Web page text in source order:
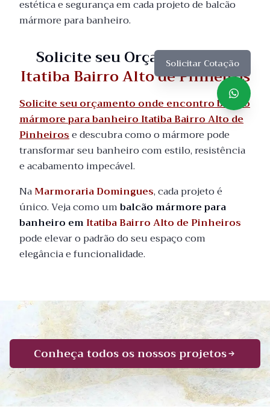
estética e segurança em cada projeto de balcão
mármore para banheiro.
Solicite seu Orçamento em
Itatiba Bairro Alto de Pinheiros
Solicite seu orçamento onde encontro balcão
mármore para banheiro Itatiba Bairro Alto de
Pinheirose descubra como o mármore pode
transformar seu banheiro com estilo, resistência
e acabamento impecável.
NaMarmoraria Domingues, cada projeto é
único. Veja como umbalcão mármore para
banheiro emItatiba Bairro Alto de Pinheiros
pode elevar o padrão do seu espaço com
elegância e funcionalidade.
Solicitar Cotação
Conheça todos os nossos projetos